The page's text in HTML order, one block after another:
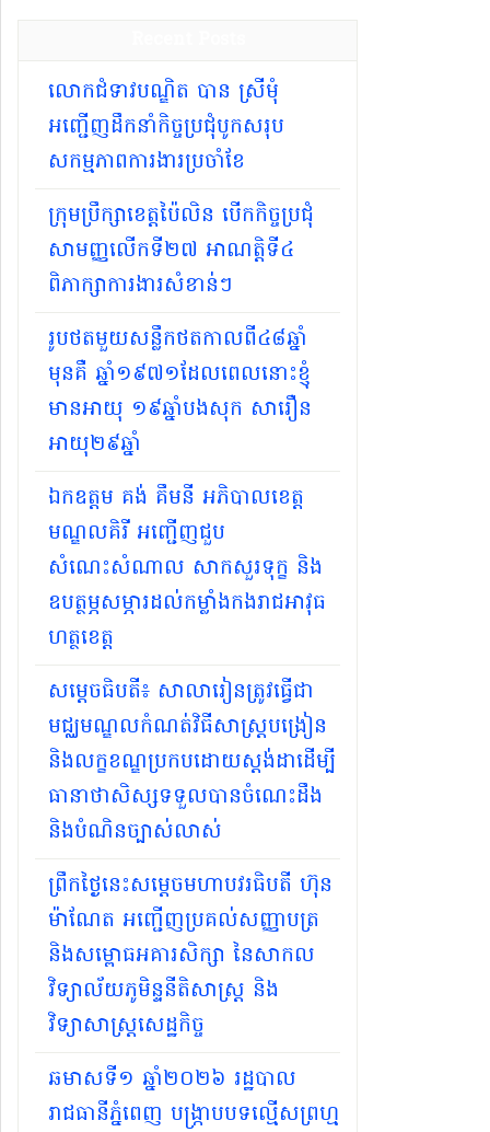
លោកជំទាវបណ្ឌិត បាន ស្រីមុំ
អញ្ជើញដឹកនាំកិច្ចប្រជុំបូកសរុប
សកម្មភាពការងារប្រចាំខែ
ក្រុមប្រឹក្សាខេត្តប៉ៃលិន បើកកិច្ចប្រជុំ
សាមញ្ញលើកទី២៧ អាណត្តិទី៤
ពិភាក្សាការងារសំខាន់ៗ
រូបថតមួយសន្លឹកថតកាលពី៤៨ឆ្នាំ
មុនគឺ ឆ្នាំ១៩៧១ដែលពេលនោះខ្ញុំ
មានអាយុ ១៩ឆ្នាំបងសុក សារឿន
អាយុ២៩ឆ្នាំ
ឯកឧត្តម គង់ គឹមនី អភិបាលខេត្ត
មណ្ឌលគិរី អញ្ជើញជួប
សំណេះសំណាល សាកសួរទុក្ខ និង
ឧបត្ថម្ភសម្ភារដល់កម្លាំងកងរាជអាវុធ
ហត្ថខេត្ត
សម្ដេចធិបតី​៖ សាលារៀនត្រូវធ្វើជា
មជ្ឈមណ្ឌលកំណត់វិធីសាស្ត្របង្រៀន
និងលក្ខខណ្ឌប្រកបដោយស្តង់ដាដើម្បី
ធានាថាសិស្សទទួលបានចំណេះដឹង
និងបំណិនច្បាស់លាស់
ព្រឹកថ្ងៃនេះសម្តេចមហាបវរធិបតី ហ៊ុន
ម៉ាណែត អញ្ជើញប្រគល់សញ្ញាបត្រ
និងសម្ពោធអគារសិក្សា នៃសាកល
វិទ្យាល័យភូមិន្ទនីតិសាស្ត្រ និង
វិទ្យាសាស្ត្រសេដ្ឋកិច្ច
ឆមាសទី១ ឆ្នាំ២០២៦​ រដ្ឋបាល
រាជធានីភ្នំពេញ បង្ក្រាបបទល្មើសព្រហ្ម